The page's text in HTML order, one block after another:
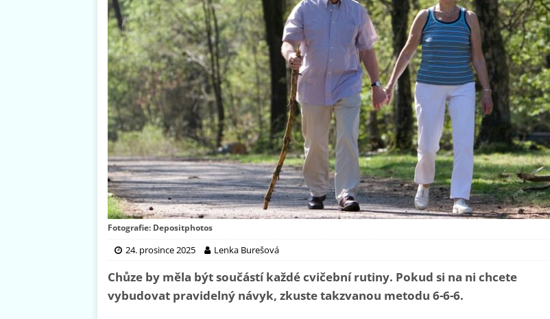
Fotografie: Depositphotos
24. prosince 2025 Lenka Burešová
Chůze by měla být součástí každé cvičební rutiny. Pokud si na ni chcete
vybudovat pravidelný návyk, zkuste takzvanou metodu 6-6-6.